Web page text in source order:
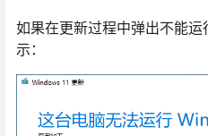
如果在更新过程中弹出不能
示：